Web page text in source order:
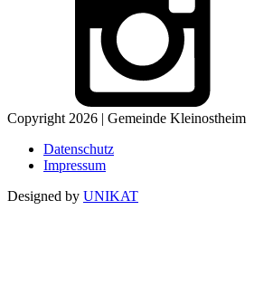
Copyright 2026 | Gemeinde Kleinostheim
Datenschutz
Impressum
Designed by UNIKAT